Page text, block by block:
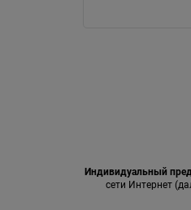
Индивидуальный
сети Интернет